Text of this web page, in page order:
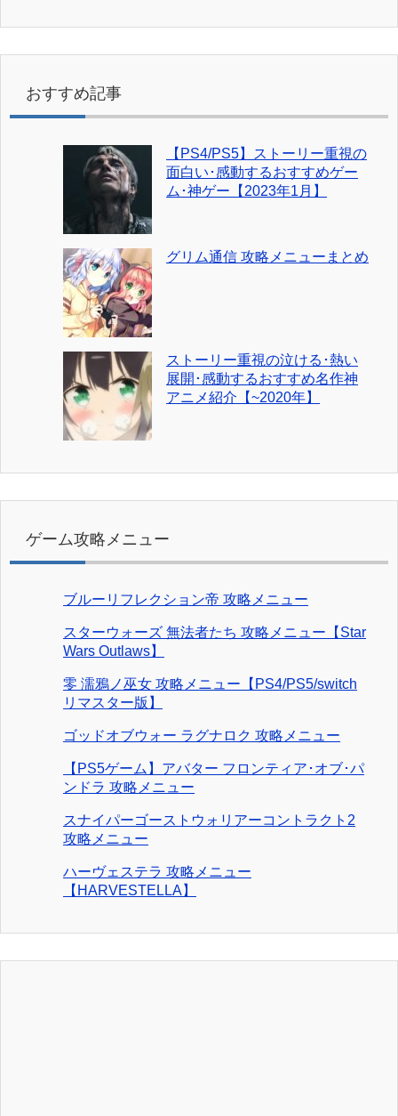
おすすめ記事
【PS4/PS5】ストーリー重視の
面白い･感動するおすすめゲー
ム･神ゲー【2023年1月】
グリム通信 攻略メニューまとめ
ストーリー重視の泣ける･熱い
展開･感動するおすすめ名作神
アニメ紹介【~2020年】
ゲーム攻略メニュー
ブルーリフレクション帝 攻略メニュー
スターウォーズ 無法者たち 攻略メニュー【Star
Wars Outlaws】
零 濡鴉ノ巫女 攻略メニュー【PS4/PS5/switch
リマスター版】
ゴッドオブウォー ラグナロク 攻略メニュー
【PS5ゲーム】アバター フロンティア･オブ･パ
ンドラ 攻略メニュー
スナイパーゴーストウォリアーコントラクト2
攻略メニュー
ハーヴェステラ 攻略メニュー
【HARVESTELLA】